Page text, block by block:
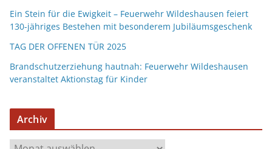
Ein Stein für die Ewigkeit – Feuerwehr Wildeshausen feiert
130-jähriges Bestehen mit besonderem Jubiläumsgeschenk
TAG DER OFFENEN TÜR 2025
Brandschutzerziehung hautnah: Feuerwehr Wildeshausen
veranstaltet Aktionstag für Kinder
Archiv